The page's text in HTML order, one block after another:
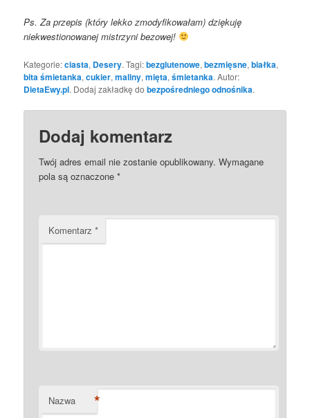
Ps. Za przepis (który lekko zmodyfikowałam) dziękuję
niekwestionowanej mistrzyni bezowej!
Kategorie:ciasta, Desery. Tagi:bezglutenowe,bezmięsne,białka,
bita śmietanka,cukier,maliny,mięta,śmietanka. Autor:
DietaEwy.pl. Dodaj zakładkę dobezpośredniego odnośnika.
Dodaj komentarz
Twój adres email nie zostanie opublikowany. Wymagane
pola są oznaczone*
Komentarz*
Nazwa *